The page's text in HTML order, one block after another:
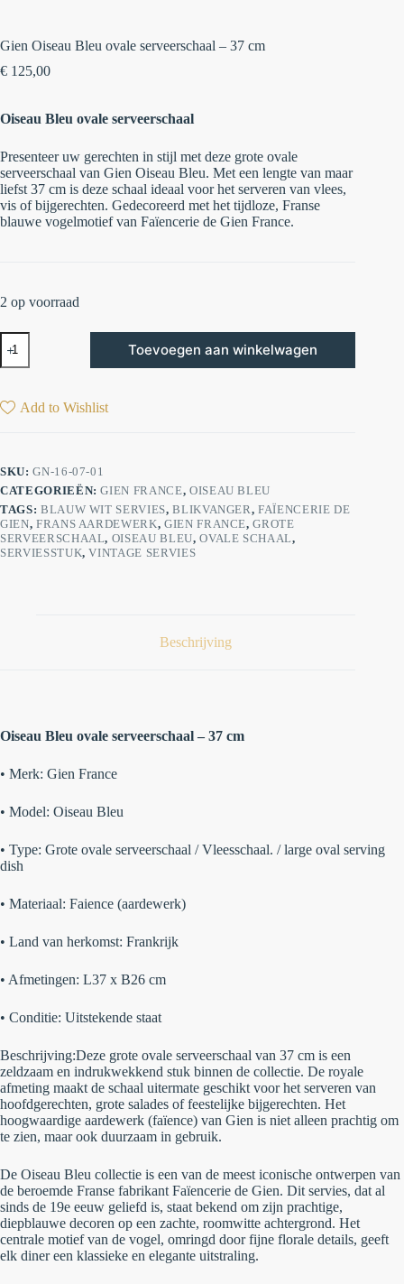
Gien Oiseau Bleu ovale serveerschaal – 37 cm
€ 125,00
Oiseau Bleu ovale serveerschaal
Presenteer uw gerechten in stijl met deze grote ovale
serveerschaal van Gien Oiseau Bleu. Met een lengte van maar
liefst 37 cm is deze schaal ideaal voor het serveren van vlees,
vis of bijgerechten. Gedecoreerd met het tijdloze, Franse
blauwe vogelmotief van Faïencerie de Gien France.
2 op voorraad
Toevoegen aan winkelwagen
Add to Wishlist
SKU:GN-16-07-01
CATEGORIEËN:GIEN FRANCE, OISEAU BLEU
TAGS: BLAUW WIT SERVIES,BLIKVANGER,FAÏENCERIE DE
GIEN, FRANS AARDEWERK, GIEN FRANCE,GROTE
SERVEERSCHAAL, OISEAU BLEU,OVALE SCHAAL,
SERVIESSTUK,VINTAGE SERVIES
Beschrijving
Oiseau Bleu ovale serveerschaal – 37 cm
• Merk: Gien France
• Model: Oiseau Bleu
• Type: Grote ovale serveerschaal / Vleesschaal. / large oval serving
dish
• Materiaal: Faience (aardewerk)
• Land van herkomst: Frankrijk
• Afmetingen: L37 x B26 cm
• Conditie: Uitstekende staat
Beschrijving:Deze grote ovale serveerschaal van 37 cm is een
zeldzaam en indrukwekkend stuk binnen de collectie. De royale
afmeting maakt de schaal uitermate geschikt voor het serveren van
hoofdgerechten, grote salades of feestelijke bijgerechten. Het
hoogwaardige aardewerk (faïence) van Gien is niet alleen prachtig om
te zien, maar ook duurzaam in gebruik.
De Oiseau Bleu collectie is een van de meest iconische ontwerpen van
de beroemde Franse fabrikant Faïencerie de Gien. Dit servies, dat al
sinds de 19e eeuw geliefd is, staat bekend om zijn prachtige,
diepblauwe decoren op een zachte, roomwitte achtergrond. Het
centrale motief van de vogel, omringd door fijne florale details, geeft
elk diner een klassieke en elegante uitstraling.